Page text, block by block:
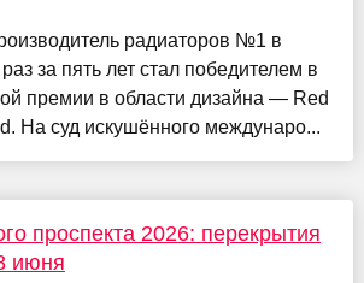
радиаторов №1 в
за пять лет стал победителем в
премии в области дизайна ― Red
На суд искушённого междунаро...
проспекта 2026: перекрытия
июня